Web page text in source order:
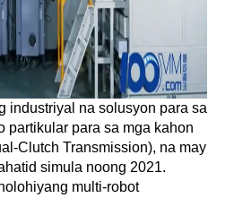
industriyal na solusyon para sa
partikular para sa mga kahon
Clutch Transmission), na may
simula noong 2021.
multi-robot